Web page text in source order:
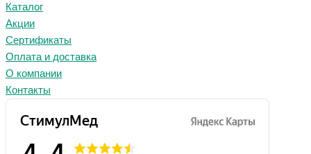
Каталог
Акции
Сертификаты
Оплата и доставка
О компании
Контакты